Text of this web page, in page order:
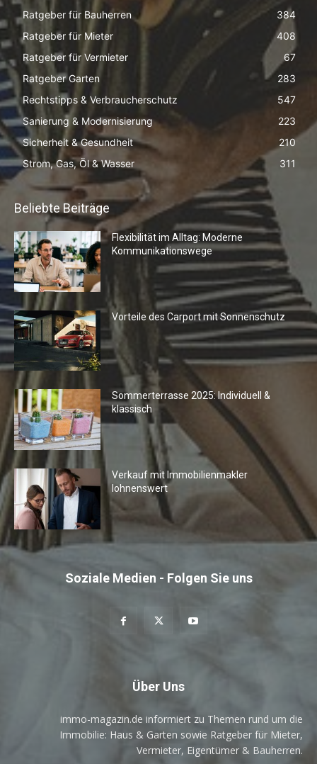
Ratgeber für Bauherren
384
Ratgeber für Mieter
408
Ratgeber für Vermieter
67
Ratgeber Garten
283
Rechtstipps & Verbraucherschutz
547
Sanierung & Modernisierung
223
Sicherheit & Gesundheit
210
Strom, Gas, Öl & Wasser
311
Beliebte Beiträge
Flexibilität im Alltag: Moderne
Kommunikationswege
Vorteile des Carport mit Sonnenschutz
Sommerterrasse 2025: Individuell &
klassisch
Verkauf mit Immobilienmakler
lohnenswert
Soziale Medien - Folgen Sie uns
Über Uns
immo-magazin.de informiert zu Themen rund um die
Immobilie: Haus & Garten sowie Ratgeber für Mieter,
Vermieter, Eigentümer & Bauherren.